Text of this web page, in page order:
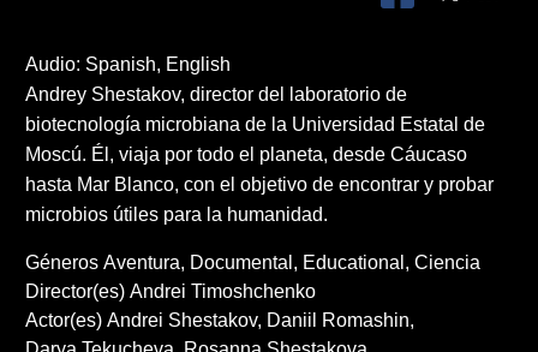
Audio: Spanish, English
Andrey Shestakov, director del laboratorio de
biotecnología microbiana de la Universidad Estatal de
Moscú. Él, viaja por todo el planeta, desde Cáucaso
hasta Mar Blanco, con el objetivo de encontrar y probar
microbios útiles para la humanidad.
Géneros Aventura Documental Educational
Ciencia
Director(es) Andrei Timoshchenko
Actor(es) Andrei Shestakov Daniil Romashin